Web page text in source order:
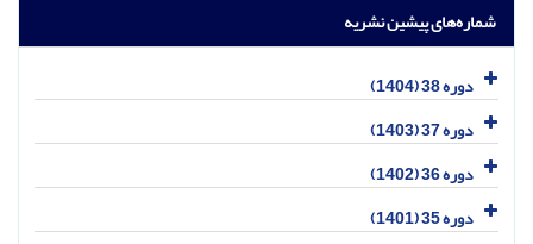
شماره‌های پیشین نشریه
دوره 38 (1404)
دوره 37 (1403)
دوره 36 (1402)
دوره 35 (1401)